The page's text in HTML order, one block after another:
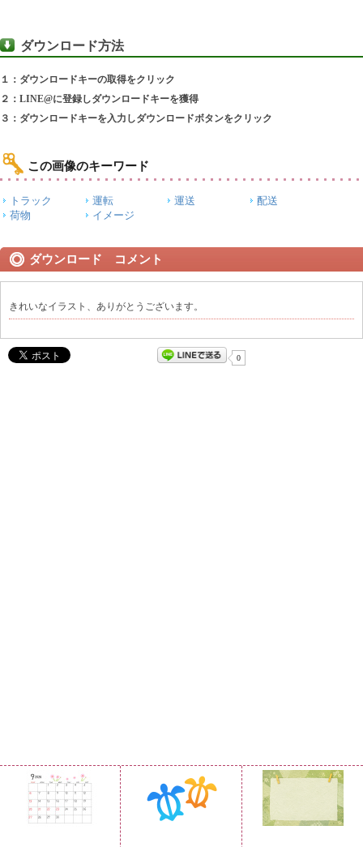
ダウンロード方法
１：ダウンロードキーの取得をクリック
２：LINE@に登録しダウンロードキーを獲得
３：ダウンロードキーを入力しダウンロードボタンをクリック
この画像のキーワード
トラック 運転 運送
配送
荷物
イメージ
ダウンロード コメント
きれいなイラスト、ありがとうございます。
0